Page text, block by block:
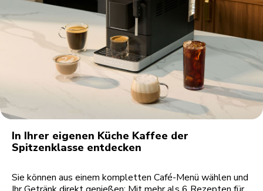
In Ihrer eigenen Küche Kaffee der
Spitzenklasse entdecken
Sie können aus einem kompletten Café-Menü wählen und